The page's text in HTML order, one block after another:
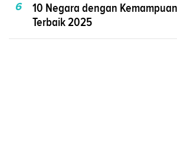
6
10 Negara dengan
Terbaik 2025